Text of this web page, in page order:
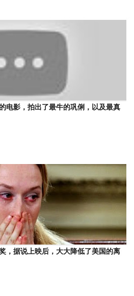
电影，拍出了最牛的巩俐，以及最真
，据说上映后，大大降低了美国的离